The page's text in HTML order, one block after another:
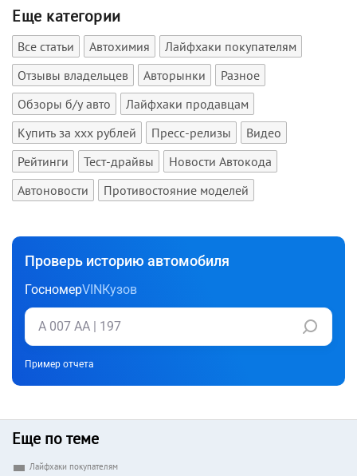
Еще категории
Все статьи Автохимия
Лайфхаки покупателям
Отзывы владельцев
Авторынки
Разное
Обзоры б/у авто
Лайфхаки продавцам
Купить за xxx рублей
Пресс-релизы
Видео
Рейтинги
Тест-драйвы
Новости Автокода
Автоновости
Противостояние моделей
Проверь историю автомобиля
ГосномерVINКузов
Пример отчета
Еще по теме
Лайфхаки покупателям